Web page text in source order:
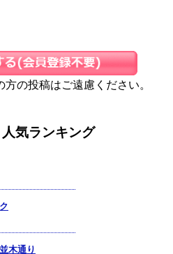
の投稿はご遠慮ください。
気ランキング
木通り